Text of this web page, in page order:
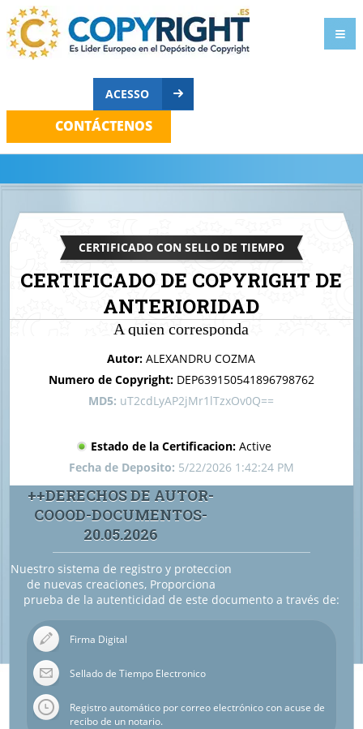
ACESSO
CONTÁCTENOS
CERTIFICADO CON SELLO DE TIEMPO
CERTIFICADO DE COPYRIGHT DE
ANTERIORIDAD
A quien corresponda
DOCUMENTOS-20.05.2026
Autor: ALEXANDRU COZMA
Numero de Copyright: DEP639150541896798762
MD5: uT2cdLyAP2jMr1lTzxOv0Q==
Estado de la Certificacion: Active
Fecha de Deposito: 5/22/2026 1:42:24 PM
++DERECHOS DE AUTOR-
COOOD-DOCUMENTOS-
20.05.2026
Nuestro sistema de registro y proteccion
de nuevas creaciones, Proporciona
prueba de la autenticidad de este documento a través de:
Firma Digital
Sellado de Tiempo Electronico
Registro automático por correo electrónico con acuse de
recibo de un notario.